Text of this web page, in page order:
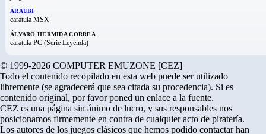
ARAUBI
carátula MSX
ÁLVARO HERMIDA CORREA
carátula PC (Serie Leyenda)
© 1999-2026 COMPUTER EMUZONE [CEZ]
Todo el contenido recopilado en esta web puede ser utilizado
libremente (se agradecerá que sea citada su procedencia). Si es
contenido original, por favor poned un enlace a la fuente.
CEZ es una página sin ánimo de lucro, y sus responsables nos
posicionamos firmemente en contra de cualquier acto de piratería.
Los autores de los juegos clásicos que hemos podido contactar han